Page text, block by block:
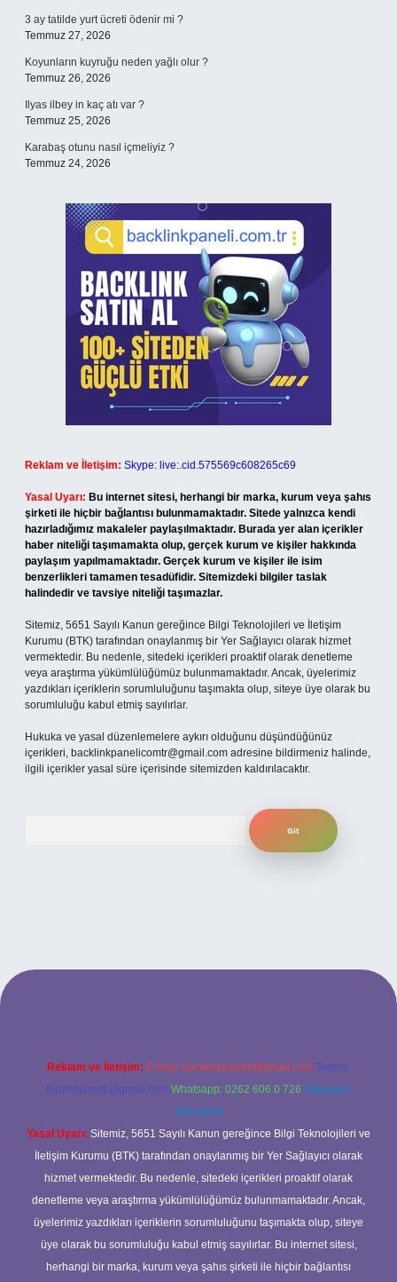
3 ay tatilde yurt ücreti ödenir mi ?
Temmuz 27, 2026
Koyunların kuyruğu neden yağlı olur ?
Temmuz 26, 2026
Ilyas ilbey in kaç atı var ?
Temmuz 25, 2026
Karabaş otunu nasıl içmeliyiz ?
Temmuz 24, 2026
Reklam ve İletişim: Skype: live:.cid.575569c608265c69
Yasal Uyarı: Bu internet sitesi, herhangi bir marka, kurum veya şahıs
şirketi ile hiçbir bağlantısı bulunmamaktadır. Sitede yalnızca kendi
hazırladığımız makaleler paylaşılmaktadır. Burada yer alan içerikler
haber niteliği taşımamakta olup, gerçek kurum ve kişiler hakkında
paylaşım yapılmamaktadır. Gerçek kurum ve kişiler ile isim
benzerlikleri tamamen tesadüfidir. Sitemizdeki bilgiler taslak
halindedir ve tavsiye niteliği taşımazlar.
Sitemiz, 5651 Sayılı Kanun gereğince Bilgi Teknolojileri ve İletişim
Kurumu (BTK) tarafından onaylanmış bir Yer Sağlayıcı olarak hizmet
vermektedir. Bu nedenle, sitedeki içerikleri proaktif olarak denetleme
veya araştırma yükümlülüğümüz bulunmamaktadır. Ancak, üyelerimiz
yazdıkları içeriklerin sorumluluğunu taşımakta olup, siteye üye olarak bu
sorumluluğu kabul etmiş sayılırlar.
Hukuka ve yasal düzenlemelere aykırı olduğunu düşündüğünüz
içerikleri, backlinkpanelicomtr@gmail.com adresine bildirmeniz halinde,
ilgili içerikler yasal süre içerisinde sitemizden kaldırılacaktır.
giriş
Reklam ve İletişim: E-mail: backlinkpaneli@gmail.com Teams:
forumhizmeti@gmail.com Whatsapp: 0262 606 0 726 Telegram:
@karabul
Yasal Uyarı: Sitemiz, 5651 Sayılı Kanun gereğince Bilgi Teknolojileri ve
İletişim Kurumu (BTK) tarafından onaylanmış bir Yer Sağlayıcı olarak
hizmet vermektedir. Bu nedenle, sitedeki içerikleri proaktif olarak
denetleme veya araştırma yükümlülüğümüz bulunmamaktadır. Ancak,
üyelerimiz yazdıkları içeriklerin sorumluluğunu taşımakta olup, siteye
üye olarak bu sorumluluğu kabul etmiş sayılırlar. Bu internet sitesi,
herhangi bir marka, kurum veya şahıs şirketi ile hiçbir bağlantısı